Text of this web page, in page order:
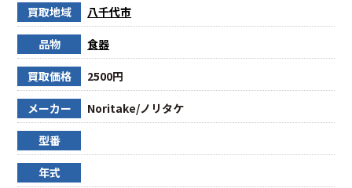
買取地域 八千代市
品物 食器
買取価格 2500円
メーカー Noritake/ノリタケ
型番
年式